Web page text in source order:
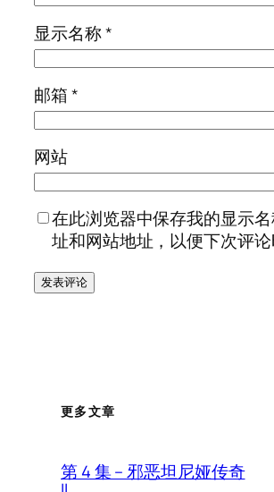
显示名称*
邮箱*
网站
在此浏览器中保存我的显示
址和网站地址，以便下次评论
更多文章
第 4 集 – 邪恶坦尼娅传奇